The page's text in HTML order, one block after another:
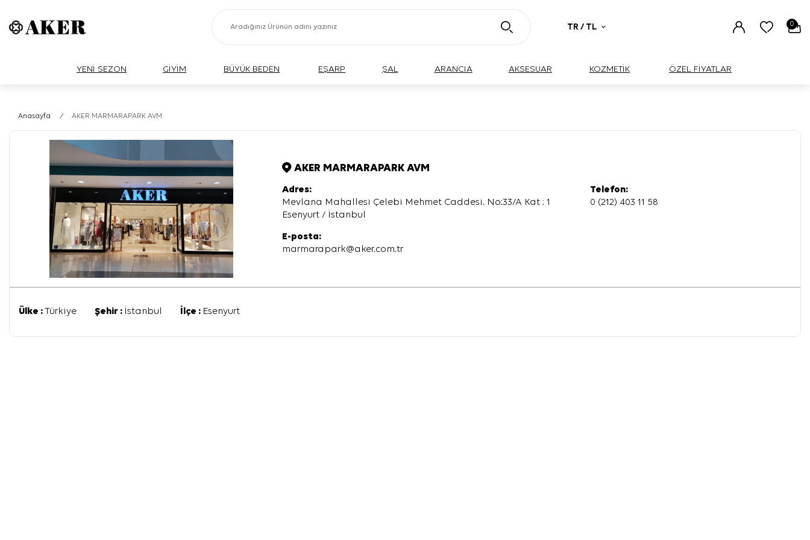
TR / TL 0
YENİ SEZON GİYİM BÜYÜK BEDEN EŞARP ŞAL ARANCIA AKSESUAR KOZMETİK ÖZEL FİYATLAR
Anasayfa / AKER MARMARAPARK AVM
AKER MARMARAPARK AVM
Adres:
Mevlana Mahallesi Çelebi Mehmet Caddesi. No:33/A Kat : 1
Esenyurt / İstanbul
Telefon:
0 (212) 403 11 58
E-posta:
marmarapark@aker.com.tr
Ülke :Türkiye Şehir : İstanbul İlçe : Esenyurt